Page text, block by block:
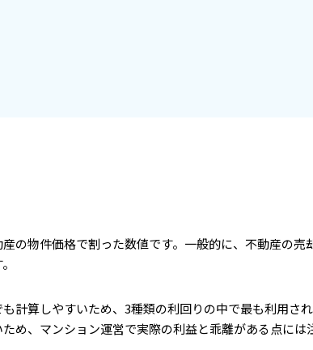
の物件価格で割った数値です。一般的に、不動産の
計算しやすいため、3種類の利回りの中で最も利用さ
め、マンション運営で実際の利益と乖離がある点には